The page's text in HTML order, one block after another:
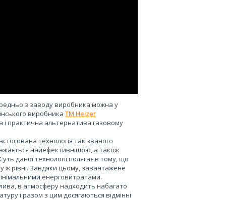
з заводу виробника можна у
виробника TM Heizer
практична альтернатива газовому
технологія так званого
найефективнішою, а також
даної технології полягає в тому, що
ж рівні. Завдяки цьому, завантажене
енерговитратами.
в атмосферу надходить набагато
і разом з цим досягаються відмінні